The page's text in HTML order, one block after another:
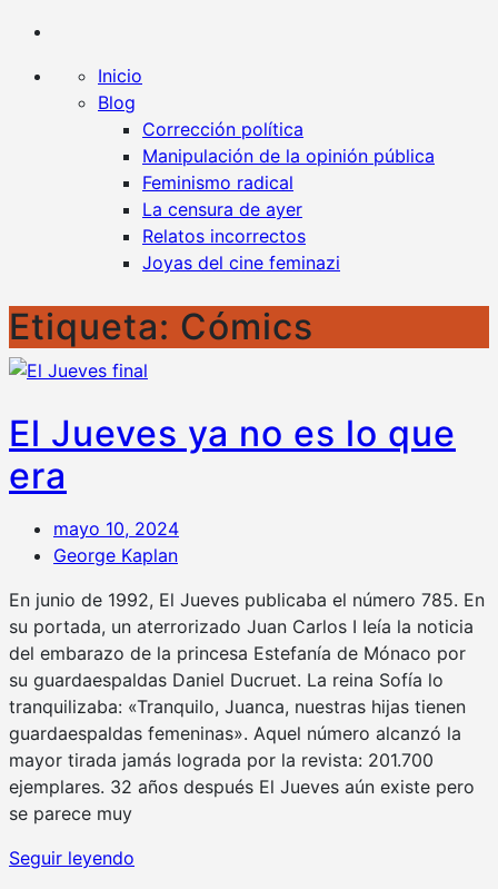
de censura
Inicio
Blog
Corrección política
Manipulación de la opinión pública
Feminismo radical
La censura de ayer
Relatos incorrectos
Joyas del cine feminazi
Etiqueta: Cómics
El Jueves ya no es lo que
era
mayo 10, 2024
George Kaplan
En junio de 1992, El Jueves publicaba el número 785. En
su portada, un aterrorizado Juan Carlos I Ieía la noticia
del embarazo de la princesa Estefanía de Mónaco por
su guardaespaldas Daniel Ducruet. La reina Sofía lo
tranquilizaba: «Tranquilo, Juanca, nuestras hijas tienen
guardaespaldas femeninas». Aquel número alcanzó la
mayor tirada jamás lograda por la revista: 201.700
ejemplares. 32 años después El Jueves aún existe pero
se parece muy
Seguir leyendo